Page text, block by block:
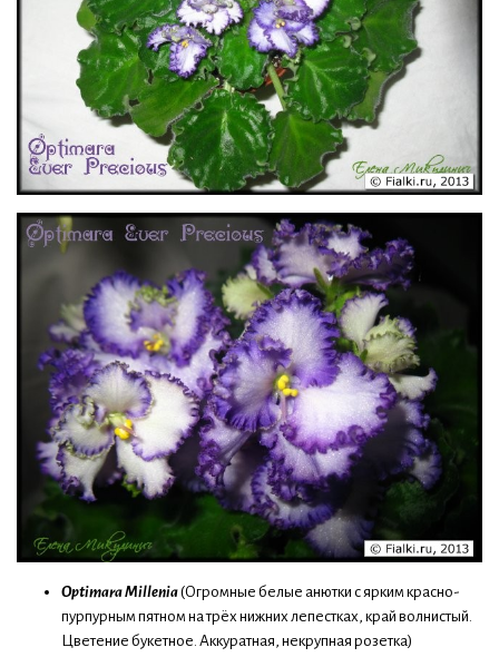
Optimara Millenia(Огромные белые анютки с ярким красно-
пурпурным пятном на трёх нижних лепестках, край волнистый.
Цветение букетное. Аккуратная, некрупная розетка)